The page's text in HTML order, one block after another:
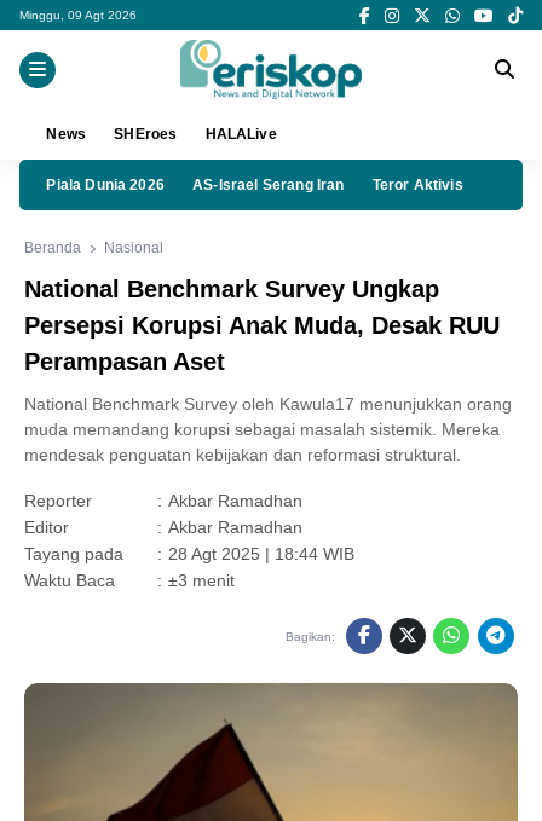
Minggu, 09 Agt 2026
News SHEroes HALALive
Piala Dunia 2026 AS-Israel Serang Iran Teror Aktivis
Beranda Nasional
National Benchmark Survey Ungkap
Persepsi Korupsi Anak Muda, Desak RUU
Perampasan Aset
National Benchmark Survey oleh Kawula17 menunjukkan orang
muda memandang korupsi sebagai masalah sistemik. Mereka
mendesak penguatan kebijakan dan reformasi struktural.
Reporter : Akbar Ramadhan
Editor
: Akbar Ramadhan
Tayang pada
: 28 Agt 2025 | 18:44 WIB
Waktu Baca
: ±3 menit
Bagikan: